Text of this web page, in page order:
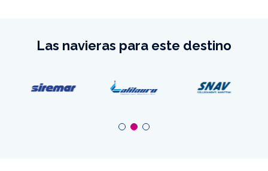
Las navieras para este destino